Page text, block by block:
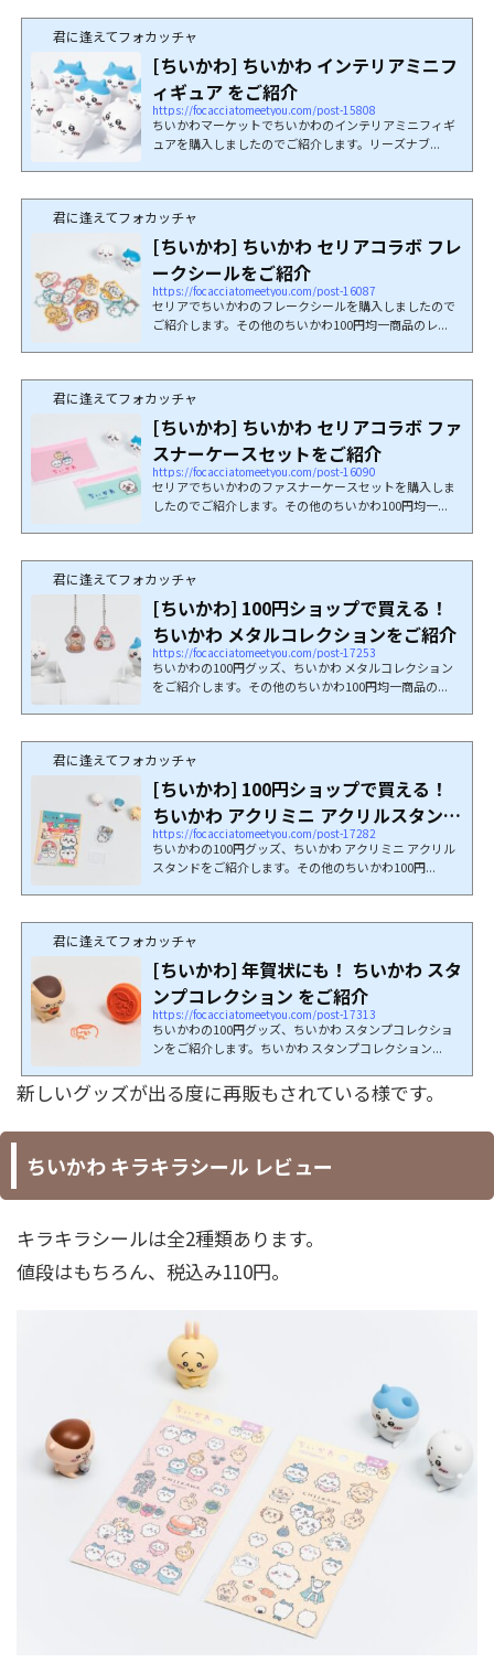
君に逢えてフォカッチャ
[ちいかわ] ちいかわ インテリアミニフ
ィギュア をご紹介
https://focacciatomeetyou.com/post-15808
ちいかわマーケットでちいかわのインテリアミニフィギ
ュアを購入しましたのでご紹介します。リーズナブ...
君に逢えてフォカッチャ
[ちいかわ] ちいかわ セリアコラボ フレ
ークシールをご紹介
https://focacciatomeetyou.com/post-16087
セリアでちいかわのフレークシールを購入しましたので
ご紹介します。その他のちいかわ100円均一商品のレ...
君に逢えてフォカッチャ
[ちいかわ] ちいかわ セリアコラボ ファ
スナーケースセットをご紹介
https://focacciatomeetyou.com/post-16090
セリアでちいかわのファスナーケースセットを購入しま
したのでご紹介します。その他のちいかわ100円均一...
君に逢えてフォカッチャ
[ちいかわ] 100円ショップで買える！
ちいかわ メタルコレクションをご紹介
https://focacciatomeetyou.com/post-17253
ちいかわの100円グッズ、ちいかわ メタルコレクション
をご紹介します。その他のちいかわ100円均一商品の...
君に逢えてフォカッチャ
[ちいかわ] 100円ショップで買える！
ちいかわ アクリミニ アクリルスタンド
をご紹介
https://focacciatomeetyou.com/post-17282
ちいかわの100円グッズ、ちいかわ アクリミニ アクリル
スタンドをご紹介します。その他のちいかわ100円...
君に逢えてフォカッチャ
[ちいかわ] 年賀状にも！ ちいかわ スタ
ンプコレクション をご紹介
https://focacciatomeetyou.com/post-17313
ちいかわの100円グッズ、ちいかわ スタンプコレクショ
ンをご紹介します。ちいかわ スタンプコレクション...
新しいグッズが出る度に再販もされている様です。
ちいかわ キラキラシール レビュー
キラキラシールは全2種類あります。
値段はもちろん、税込み110円。